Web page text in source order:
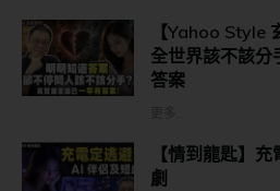
【Yahoo Style
全世界該不該分
答案
【情到龍匙】
劇